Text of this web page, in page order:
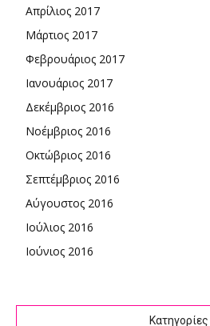
Απρίλιος 2017
Μάρτιος 2017
Φεβρουάριος 2017
Ιανουάριος 2017
Δεκέμβριος 2016
Νοέμβριος 2016
Οκτώβριος 2016
Σεπτέμβριος 2016
Αύγουστος 2016
Ιούλιος 2016
Ιούνιος 2016
Kατηγορίες